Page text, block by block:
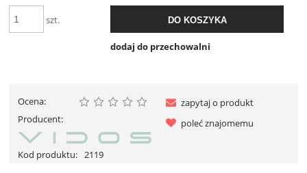
szt. DO KOSZYKA
dodaj do przechowalni
Ocena:
Producent:
Kod produktu: 2119
zapytaj o produkt
poleć znajomemu